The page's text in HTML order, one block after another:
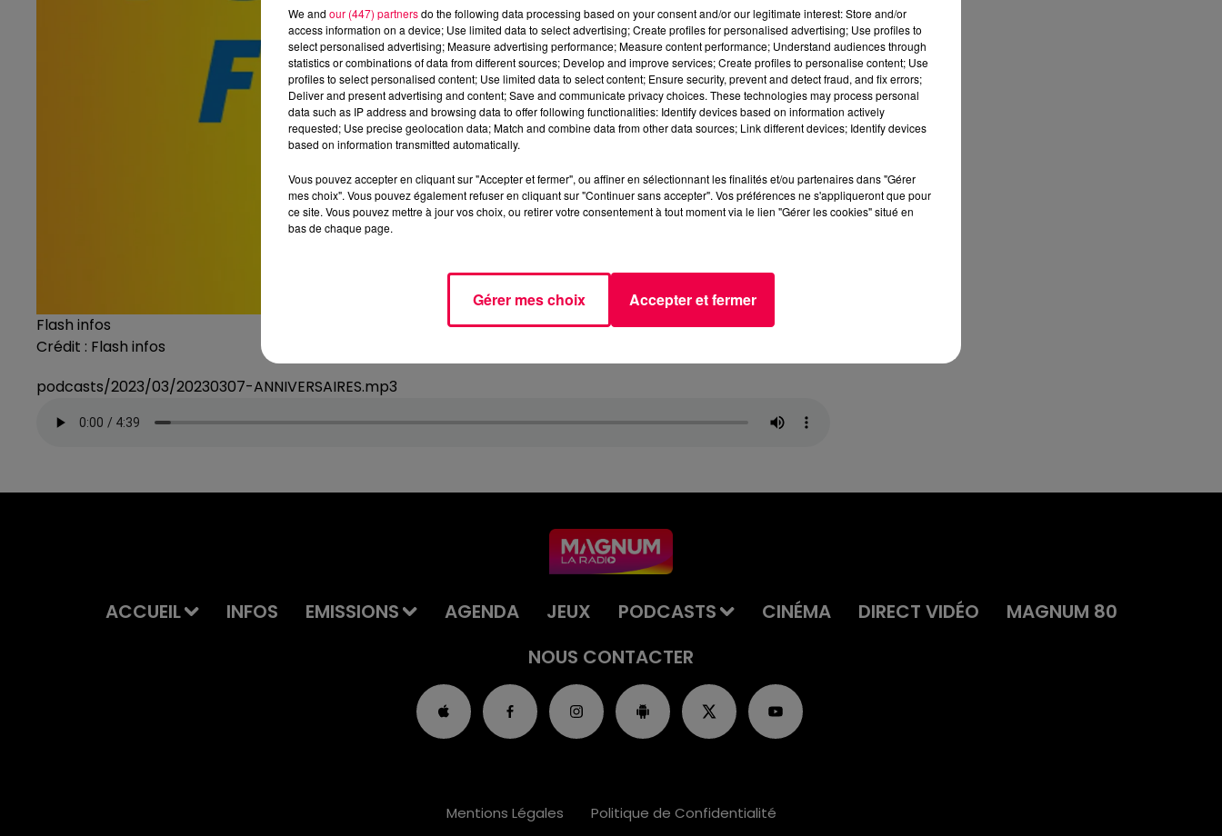
Flash infos
Crédit : Flash infos
podcasts/2023/03/20230307-ANNIVERSAIRES.mp3
ACCUEIL INFOS EMISSIONS AGENDA JEUX PODCASTS CINÉMA DIRECT VIDÉO
MAGNUM 80
NOUS CONTACTER
Mentions Légales Politique de Confidentialité
We and our (447) partnersdo the following data processing based on your consent and/or our legitimate interest: Store and/or
access information on a device; Use limited data to select advertising; Create profiles for personalised advertising; Use profiles to
select personalised advertising; Measure advertising performance; Measure content performance; Understand audiences through
statistics or combinations of data from different sources; Develop and improve services; Create profiles to personalise content; Use
profiles to select personalised content; Use limited data to select content; Ensure security, prevent and detect fraud, and fix errors;
Deliver and present advertising and content; Save and communicate privacy choices. These technologies may process personal
data such as IP address and browsing data to offer following functionalities: Identify devices based on information actively
requested; Use precise geolocation data; Match and combine data from other data sources; Link different devices; Identify devices
based on information transmitted automatically.
Vous pouvez accepter en cliquant sur "Accepter et fermer", ou affiner en sélectionnant les finalités et/ou partenaires dans "Gérer
mes choix". Vous pouvez également refuser en cliquant sur "Continuer sans accepter". Vos préférences ne s'appliqueront que pour
ce site. Vous pouvez mettre à jour vos choix, ou retirer votre consentement à tout moment via le lien "Gérer les cookies" situé en
bas de chaque page.
Gérer mes choix Accepter et fermer